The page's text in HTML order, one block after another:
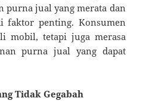
purna jual yang merata dan
faktor penting. Konsumen
mobil, tetapi juga merasa
purna jual yang dapat
Tidak Gegabah